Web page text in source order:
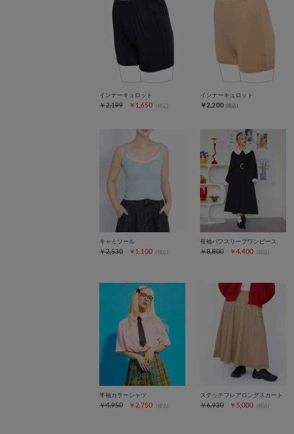
インナーキュロット
￥2,199 ￥1,650 (税込)
インナーキュロット
￥2,200 (税込)
キャミソール
￥2,530 ￥1,100 (税込)
長袖パフスリーブワンピース
￥8,800 ￥4,400 (税込)
半袖カラーシャツ
￥4,950 ￥2,750 (税込)
ステッチフレアロングスカート
￥6,930 ￥5,000 (税込)